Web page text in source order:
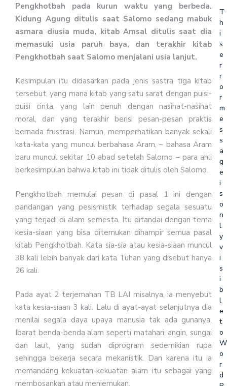
Pengkhotbah pada kurun waktu yang berbeda.
Kidung Agung ditulis saat Salomo sedang mabuk
asmara diusia muda, kitab Amsal ditulis saat dia
memasuki usia paruh baya, dan terakhir kitab
Pengkhotbah saat Salomo menjalani usia lanjut.
Kesimpulan itu didasarkan pada jenis sastra tiga kitab
tersebut, yang mana kitab yang satu sarat dengan puisi-
puisi cinta, yang lain penuh dengan nasihat-nasihat
moral, dan yang terakhir berisi pesan-pesan praktis
bernada frustrasi. Namun, memperhatikan banyak sekali
kata-kata yang muncul berbahasa Aram, – bahasa Aram
baru muncul sekitar 10 abad setelah Salomo – para ahli
berkesimpulan bahwa kitab ini tidak ditulis oleh Salomo.
Pengkhotbah memulai pesan di pasal 1 ini dengan
pandangan yang pesismistik terhadap segala sesuatu
yang terjadi di alam semesta. Itu ditandai dengan tema
kesia-siaan yang bisa ditemukan dihampir semua pasal
kitab Pengkhotbah. Kata sia-sia atau kesia-siaan muncul
38 kali lebih banyak dari kata Tuhan yang disebut hanya
26 kali.
Pada ayat 2 terjemahan TB LAI misalnya, ia menyebut
kata kesia-siaan 3 kali. Lalu di ayat-ayat selanjutnya dia
menilai segala daya upaya manusia tak ada gunanya.
Ibarat benda-benda alam seperti matahari, angin, sungai
dan laut, yang sudah diprogram sedemikian rupa
sehingga bekerja secara mekanistik. Dan karena itu ia
memandang kekuatan-kekuatan alam itu sebagai yang
membosankan atau menjemukan.
T
h
i
s
e
r
r
o
r
m
e
s
s
a
g
e
i
s
o
n
l
y
v
i
s
i
b
l
e
t
o
W
o
r
d